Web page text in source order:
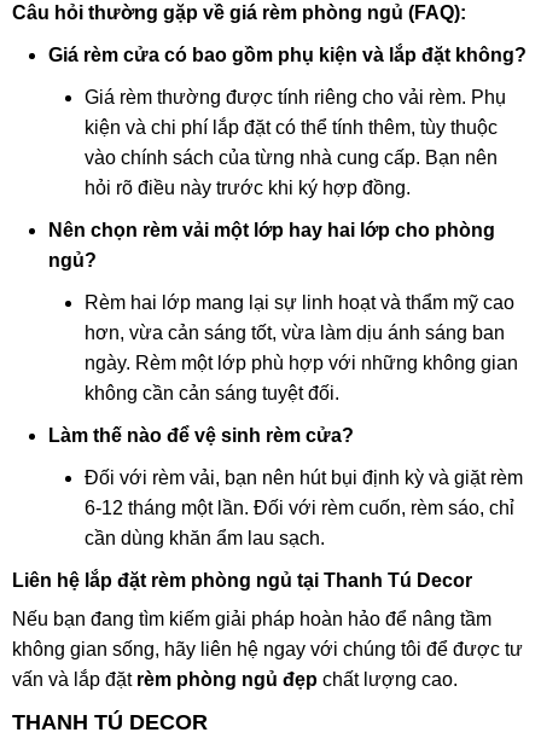
Câu hỏi thường gặp về giá rèm phòng ngủ (FAQ):
Giá rèm cửa có bao gồm phụ kiện và lắp đặt không?
Giá rèm thường được tính riêng cho vải rèm. Phụ
kiện và chi phí lắp đặt có thể tính thêm, tùy thuộc
vào chính sách của từng nhà cung cấp. Bạn nên
hỏi rõ điều này trước khi ký hợp đồng.
Nên chọn rèm vải một lớp hay hai lớp cho phòng
ngủ?
Rèm hai lớp mang lại sự linh hoạt và thẩm mỹ cao
hơn, vừa cản sáng tốt, vừa làm dịu ánh sáng ban
ngày. Rèm một lớp phù hợp với những không gian
không cần cản sáng tuyệt đối.
Làm thế nào để vệ sinh rèm cửa?
Đối với rèm vải, bạn nên hút bụi định kỳ và giặt rèm
6-12 tháng một lần. Đối với rèm cuốn, rèm sáo, chỉ
cần dùng khăn ẩm lau sạch.
Liên hệ lắp đặt rèm phòng ngủ tại Thanh Tú Decor
Nếu bạn đang tìm kiếm giải pháp hoàn hảo để nâng tầm
không gian sống, hãy liên hệ ngay với chúng tôi để được tư
vấn và lắp đặt rèm phòng ngủ đẹp chất lượng cao.
THANH TÚ DECOR